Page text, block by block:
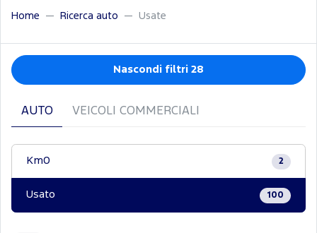
Home Ricerca auto Usate
Nascondi filtri 28
AUTO VEICOLI COMMERCIALI
Km0 2
Usato 100